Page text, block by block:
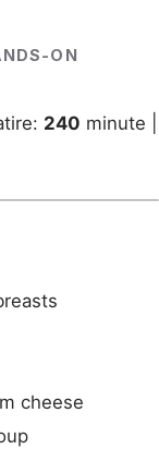
ON
240 minute |
cheese